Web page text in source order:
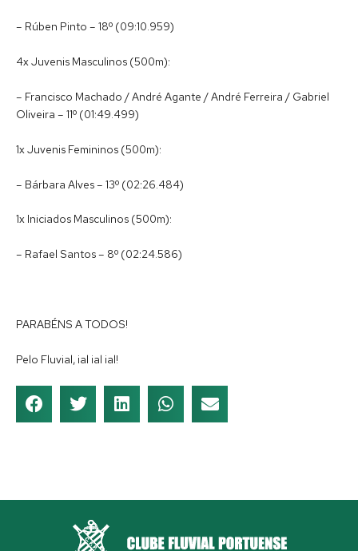
– Rúben Pinto – 18º (09:10.959)
4x Juvenis Masculinos (500m):
– Francisco Machado / André Agante / André Ferreira / Gabriel
Oliveira – 11º (01:49.499)
1x Juvenis Femininos (500m):
– Bárbara Alves – 13º (02:26.484)
1x Iniciados Masculinos (500m):
– Rafael Santos – 8º (02:24.586)
PARABÉNS A TODOS!
Pelo Fluvial, ial ial ial!